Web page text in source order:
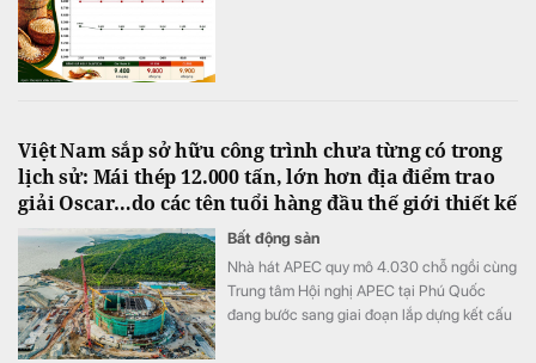
Việt Nam sắp sở hữu công trình chưa từng có trong
lịch sử: Mái thép 12.000 tấn, lớn hơn địa điểm trao
giải Oscar…do các tên tuổi hàng đầu thế giới thiết kế
Bất động sản
Nhà hát APEC quy mô 4.030 chỗ ngồi cùng
Trung tâm Hội nghị APEC tại Phú Quốc
đang bước sang giai đoạn lắp dựng kết cấu